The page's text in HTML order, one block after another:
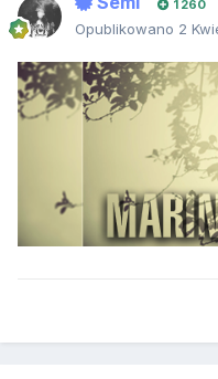
1 260
Opublikowano 2